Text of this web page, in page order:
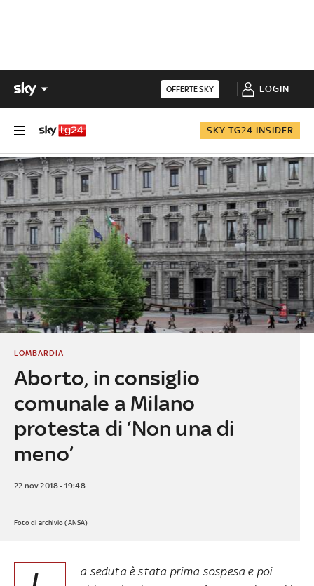
OFFERTE SKY LOGIN
SKY TG24 INSIDER
Aborto, in consiglio
comunale a Milano
protesta di ‘Non una di
meno’
LOMBARDIA
22 nov 2018 - 19:48
Foto di archivio (ANSA)
a seduta è stata prima sospesa e poi